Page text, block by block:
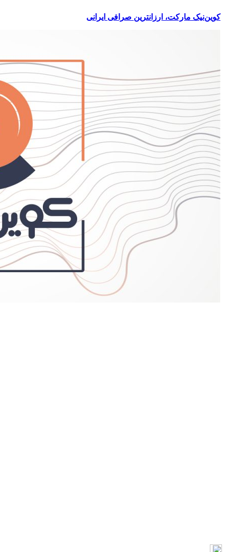
کوین‌نیک مارکت، ارزانترین صرافی ایرانی